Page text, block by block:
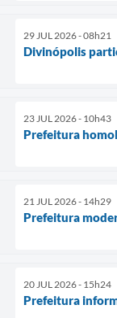
29 JUL 2026 - 08h21
Divinópolis
23 JUL 2026 - 10h43
Prefeitura
21 JUL 2026 - 14h29
Prefeitura
20 JUL 2026 - 15h24
Prefeitura